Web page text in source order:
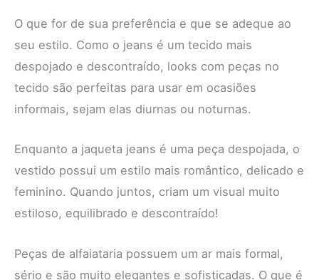
O que for de sua preferência e que se adeque ao
seu estilo. Como o jeans é um tecido mais
despojado e descontraído, looks com peças no
tecido são perfeitas para usar em ocasiões
informais, sejam elas diurnas ou noturnas.
Enquanto a jaqueta jeans é uma peça despojada, o
vestido possui um estilo mais romântico, delicado e
feminino. Quando juntos, criam um visual muito
estiloso, equilibrado e descontraído!
Peças de alfaiataria possuem um ar mais formal,
sério e são muito elegantes e sofisticadas. O que é